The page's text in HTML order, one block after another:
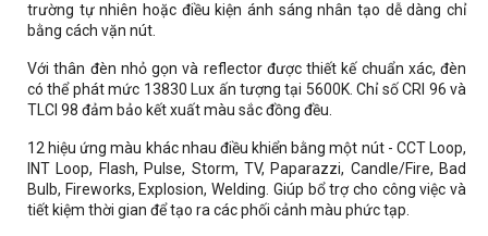
trường tự nhiên hoặc điều kiện ánh sáng nhân tạo dễ dàng chỉ
bằng cách vặn nút.
Với thân đèn nhỏ gọn và reflector được thiết kế chuẩn xác, đèn
có thể phát mức 13830 Lux ấn tượng tại 5600K. Chỉ số CRI 96 và
TLCI 98 đảm bảo kết xuất màu sắc đồng đều.
12 hiệu ứng màu khác nhau điều khiển bằng một nút - CCT Loop,
INT Loop, Flash, Pulse, Storm, TV, Paparazzi, Candle/Fire, Bad
Bulb, Fireworks, Explosion, Welding. Giúp bổ trợ cho công việc và
tiết kiệm thời gian để tạo ra các phối cảnh màu phức tạp.